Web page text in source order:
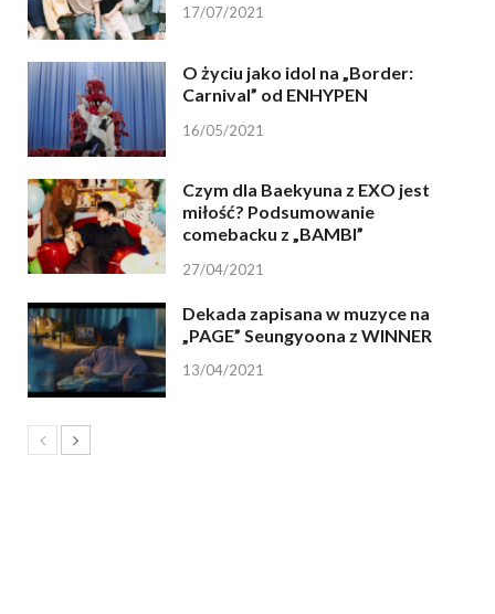
17/07/2021
O życiu jako idol na „Border:
Carnival” od ENHYPEN
16/05/2021
Czym dla Baekyuna z EXO jest
miłość? Podsumowanie
comebacku z „BAMBI”
27/04/2021
Dekada zapisana w muzyce na
„PAGE” Seungyoona z WINNER
13/04/2021